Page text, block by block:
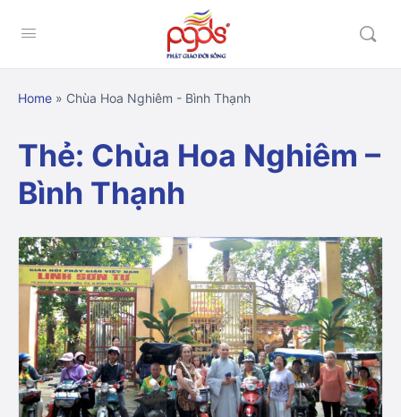
Home » Chùa Hoa Nghiêm - Bình Thạnh
Thẻ: Chùa Hoa Nghiêm –
Bình Thạnh